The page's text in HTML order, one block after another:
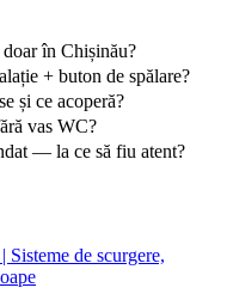
în Chișinău?
+ buton de spălare?
și ce acoperă?
vas WC?
— la ce să fiu atent?
| Sisteme de scurgere,